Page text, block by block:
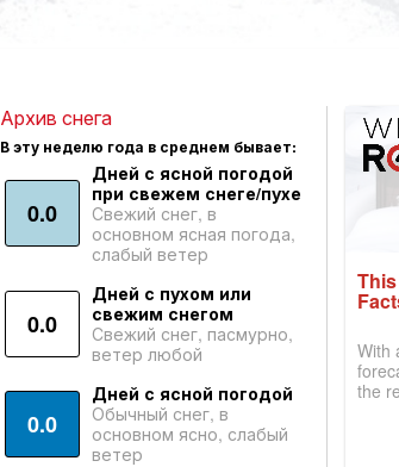
Архив снега
В эту неделю года в среднем бывает:
0.0
Дней с ясной погодой
при свежем снеге/пухе
Свежий снег, в
основном ясная погода,
слабый ветер
0.0
Дней с пухом или
свежим снегом
Свежий снег, пасмурно,
ветер любой
0.0
Дней с ясной погодой
Обычный снег, в
основном ясно, слабый
ветер
With
the